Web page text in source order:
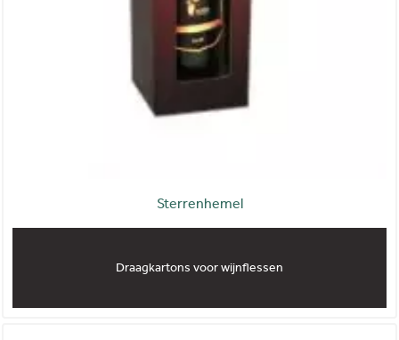
Sterrenhemel
Draagkartons voor wijnflessen